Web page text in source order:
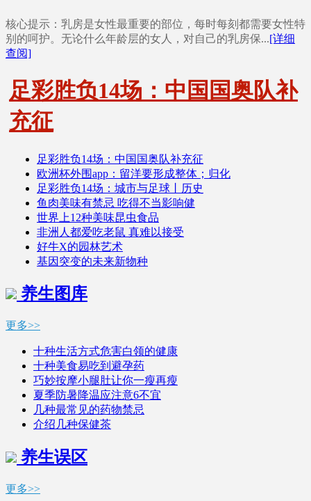
核心提示：乳房是女性最重要的部位，每时每刻都需要女性特
别的呵护。无论什么年龄层的女人，对自己的乳房保...[详细
查阅]
足彩胜负14场：中国国奥队补
充征
足彩胜负14场：中国国奥队补充征
欧洲杯外围app：留洋要形成整体；归化
足彩胜负14场：城市与足球丨历史
鱼肉美味有禁忌 吃得不当影响健
世界上12种美味昆虫食品
非洲人都爱吃老鼠 真难以接受
好牛X的园林艺术
基因突变的未来新物种
养生图库
更多>>
十种生活方式危害白领的健康
十种美食易吃到避孕药
巧妙按摩小腿肚让你一瘦再瘦
夏季防暑降温应注意6不宜
几种最常见的药物禁忌
介绍几种保健茶
养生误区
更多>>